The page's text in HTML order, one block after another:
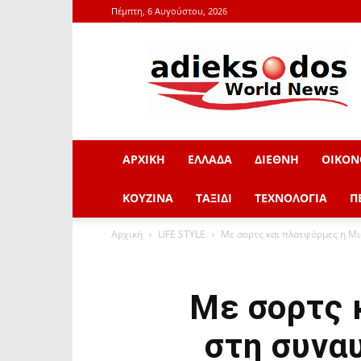
Πέμπτη, 6 Αυγούστου, 2026
adieksodos.gr
ΑΡΧΙΚΗ ΕΛΛΑΔΑ ΔΙΕΘΝΗ
ΚΟΥΖΙΝΑ ΤΑΞΙΔΙ ΤΕΧΝΟΛΟΓΙΑ
Αρχική LIFE STYLE Με σορτς και πλατφόρμες η
Με σορτς
στη